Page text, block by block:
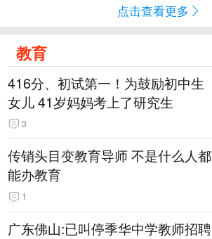
点击查看更多
教育
416分、初试第一！为鼓励初中生
女儿 41岁妈妈考上了研究生
3
传销头目变教育导师 不是什么人都
能办教育
1
广东佛山:已叫停季华中学教师招聘